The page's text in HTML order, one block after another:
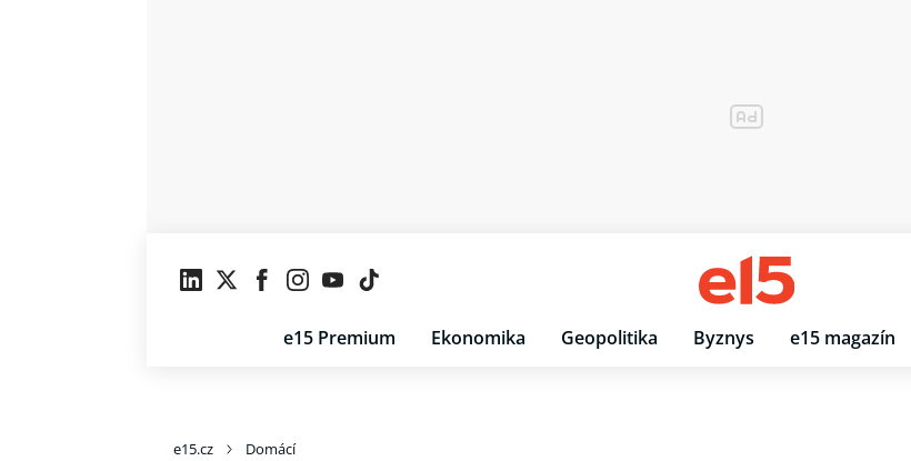
e15 Premium Ekonomika Geopolitika Byznys e15 magazín
e15.cz Domácí